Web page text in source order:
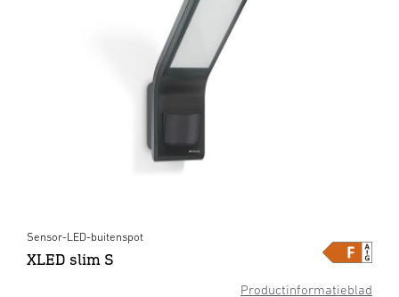
Productinformatieblad
Sensor-LED-buitenspot
XLED slim S